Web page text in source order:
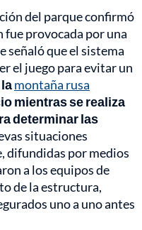
del parque confirmó
fue provocada por una
señaló que el sistema
el juego para evitar un
montaña rusa
mientras se realiza
determinar las
situaciones
difundidas por medios
a los equipos de
de la estructura,
uno a uno antes